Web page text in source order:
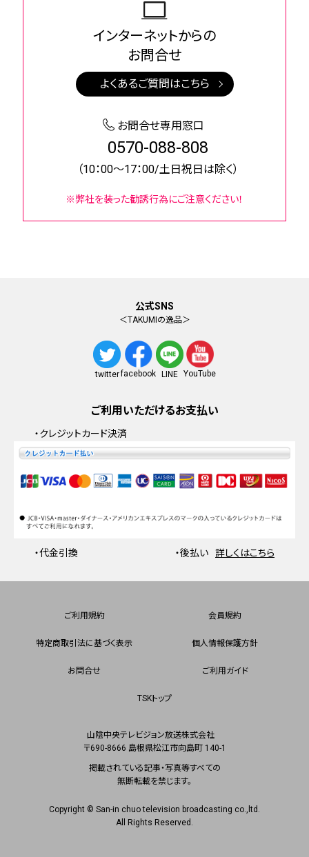
インターネットからの
お問合せ
よくあるご質問はこちら
お問合せ専用窓口
0570-088-808
（10：00～17：00/土日祝日は除く）
※弊社を装った勧誘行為にご注意ください！
公式SNS
＜TAKUMIの逸品＞
twitterfacebook LINE YouTube
ご利用いただけるお支払い
・クレジットカード決済
・代金引換 ・後払い 詳しくはこちら
ご利用規約 会員規約
特定商取引法に基づく表示 個人情報保護方針
お問合せ ご利用ガイド
TSKトップ
山陰中央テレビジョン放送株式会社
〒690-8666 島根県松江市向島町 140-1
掲載されている記事・写真等すべての
無断転載を禁じます。
Copyright © San-in chuo television broadcasting co.,ltd.
All Rights Reserved.